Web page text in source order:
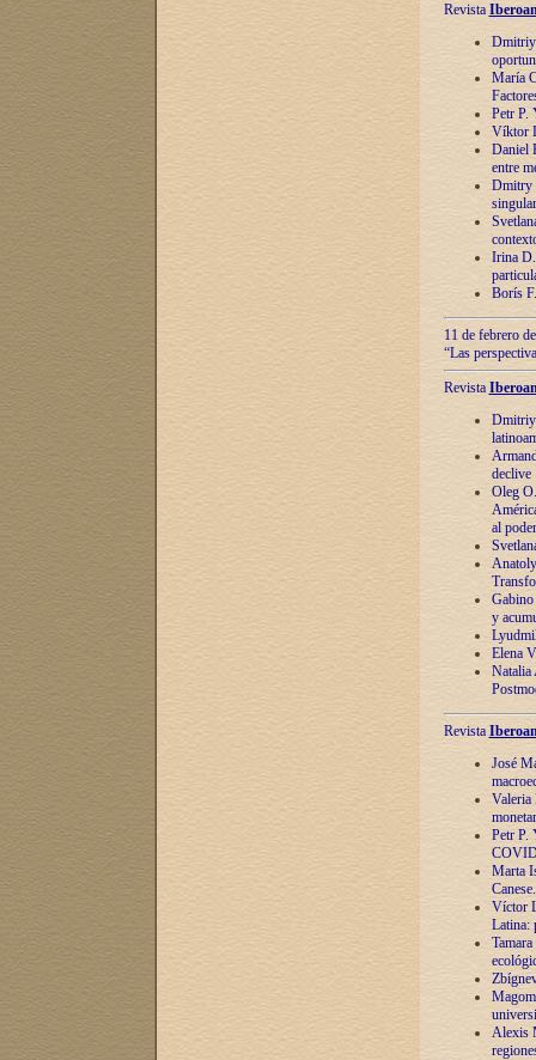
Revista
Dmitriy
María
Petr P.
Víktor
Daniel
entre
Dmitry
Irina
Borís
11 de febrero
“Las
Revista
Dmitriy
declive
Oleg
al poder
y
Elena
Natalia
Revista
José
Valeria
Petr P.
Marta
Víctor
Latina:
Alexis